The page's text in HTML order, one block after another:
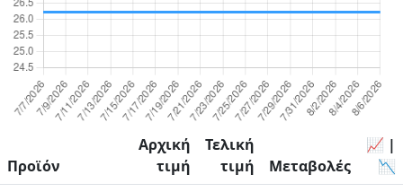
Προϊόν
Αρχική
τιμή
Τελική
τιμή
Μεταβολές
📈 |
📉